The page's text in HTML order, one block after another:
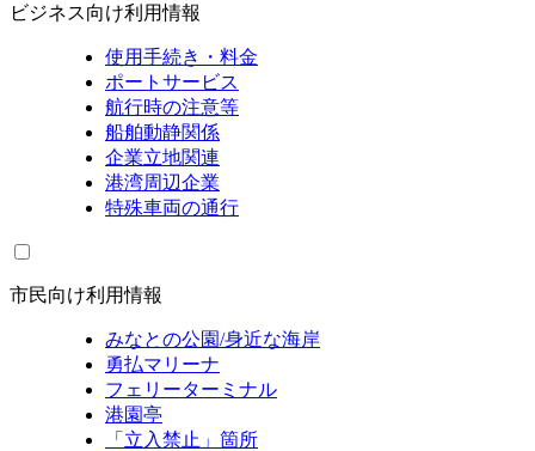
ビジネス向け利用情報
使用手続き・料金
ポートサービス
航行時の注意等
船舶動静関係
企業立地関連
港湾周辺企業
特殊車両の通行
市民向け利用情報
みなとの公園/身近な海岸
勇払マリーナ
フェリーターミナル
港園亭
「立入禁止」箇所